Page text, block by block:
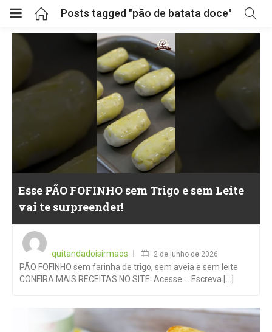
Posts tagged "pão de batata doce"
Esse PÃO FOFINHO sem Trigo e sem Leite
vai te surpreender!
quitandadoisirmaos
2 de junho de 2026
PÃO FOFINHO sem farinha de trigo, sem aveia e sem leite
CONFIRA MAIS RECEITAS NO SITE: Acesse … Escreva [...]